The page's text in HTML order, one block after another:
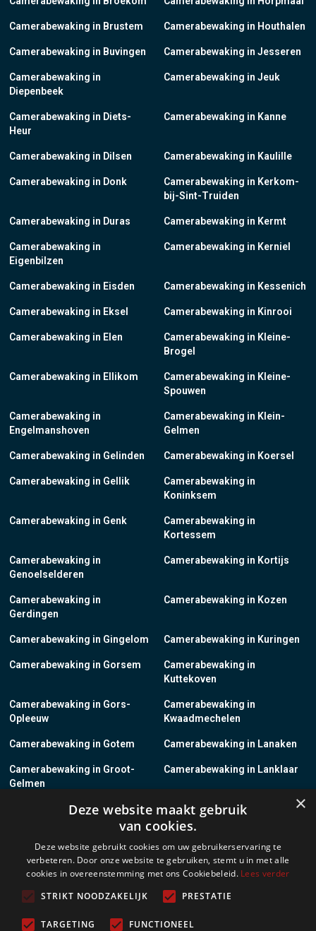
Camerabewaking in Brustem
Camerabewaking in Buvingen
Camerabewaking in
Diepenbeek
Camerabewaking in Diets-
Heur
Camerabewaking in Dilsen
Camerabewaking in Donk
Camerabewaking in Duras
Camerabewaking in
Eigenbilzen
Camerabewaking in Eisden
Camerabewaking in Eksel
Camerabewaking in Elen
Camerabewaking in Ellikom
Camerabewaking in
Engelmanshoven
Camerabewaking in Gelinden
Camerabewaking in Gellik
Camerabewaking in Genk
Camerabewaking in
Genoelselderen
Camerabewaking in
Gerdingen
Camerabewaking in Gingelom
Camerabewaking in Gorsem
Camerabewaking in Gors-
Opleeuw
Camerabewaking in Gotem
Camerabewaking in Groot-
Gelmen
Camerabewaking in Groot-
Camerabewaking in Grote-
Brogel
Camerabewaking in Grote-
Spouwen
Camerabewaking in Gruitrode
Camerabewaking in Houthalen
Camerabewaking in Jesseren
Camerabewaking in Jeuk
Camerabewaking in Kanne
Camerabewaking in Kaulille
Camerabewaking in Kerkom-
bij-Sint-Truiden
Camerabewaking in Kermt
Camerabewaking in Kerniel
Camerabewaking in Kessenich
Camerabewaking in Kinrooi
Camerabewaking in Kleine-
Brogel
Camerabewaking in Kleine-
Spouwen
Camerabewaking in Klein-
Gelmen
Camerabewaking in Koersel
Camerabewaking in
Koninksem
Camerabewaking in
Kortessem
Camerabewaking in Kortijs
Camerabewaking in Kozen
Camerabewaking in Kuringen
Camerabewaking in
Kuttekoven
Camerabewaking in
Kwaadmechelen
Camerabewaking in Lanaken
Camerabewaking in Lanklaar
Camerabewaking in Lauw
Camerabewaking in
Leopoldsburg
Camerabewaking in Leut
Camerabewaking in Linkhout
×
Deze website maakt gebruik
van cookies.
Deze website gebruikt cookies om uw gebruikerservaring te
verbeteren. Door onze website te gebruiken, stemt u in met alle
cookies in overeenstemming met ons Cookiebeleid. Lees verder
STRIKT NOODZAKELIJK
PRESTATIE
TARGETING FUNCTIONEEL